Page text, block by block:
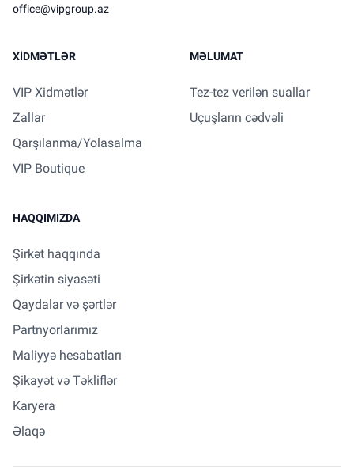
office@vipgroup.az
XIDMƏTLƏR
VIP Xidmətlər
Zallar
Qarşılanma/Yolasalma
VIP Boutique
MƏLUMAT
Tez-tez verilən suallar
Uçuşların cədvəli
HAQQIMIZDA
Şirkət haqqında
Şirkətin siyasəti
Qaydalar və şərtlər
Partnyorlarımız
Maliyyə hesabatları
Şikayət və Təkliflər
Karyera
Əlaqə